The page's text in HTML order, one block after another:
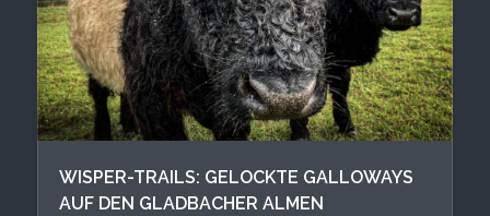
WISPER-TRAILS: GELOCKTE GALLOWAYS
AUF DEN GLADBACHER ALMEN